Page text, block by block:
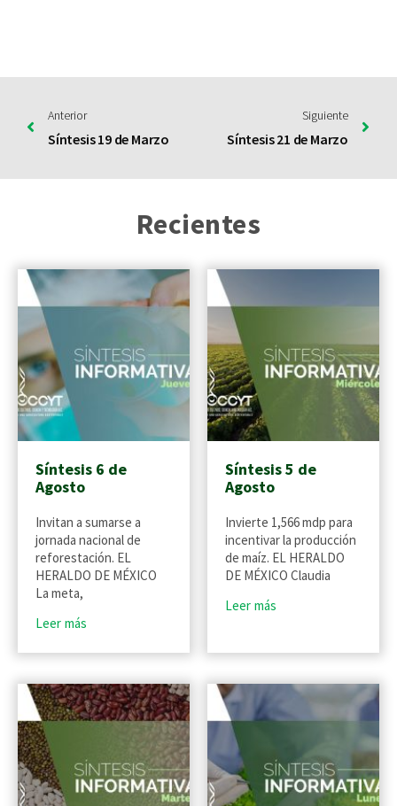
Anterior
Síntesis 19 de Marzo
Siguiente
Síntesis 21 de Marzo
Recientes
Síntesis 6 de
Agosto
Invitan a sumarse a
jornada nacional de
reforestación. EL
HERALDO DE MÉXICO
La meta,
Leer más
Síntesis 5 de
Agosto
Invierte 1,566 mdp para
incentivar la producción
de maíz. EL HERALDO
DE MÉXICO Claudia
Leer más